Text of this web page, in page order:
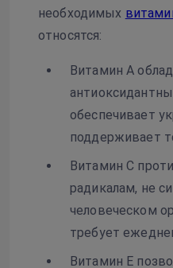
необходимых
относятся:
Витамин А
обеспечивает
поддерживает
Витамин C
радикалам, не
человеческом
требует
Витамин Е